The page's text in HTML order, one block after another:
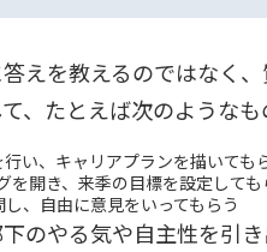
えを教えるのではなく
、たとえば次のようなも
い、キャリアプランを描いても
を開き、来季の目標を設定しても
、自由に意見をいってもらう
のやる気や自主性を引